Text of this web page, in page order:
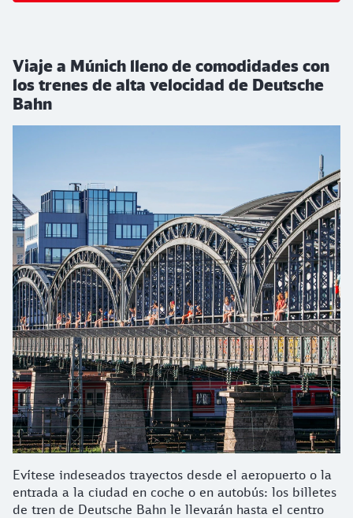
Viaje a Múnich lleno de comodidades con
los trenes de alta velocidad de Deutsche
Bahn
Evítese indeseados trayectos desde el aeropuerto o la
entrada a la ciudad en coche o en autobús: los billetes
de tren de Deutsche Bahn le llevarán hasta el centro